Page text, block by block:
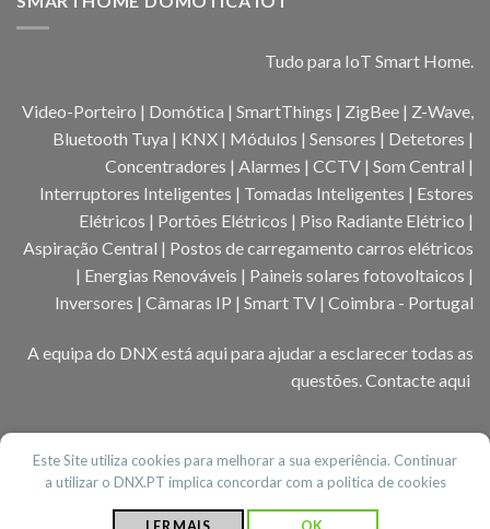
Tudo para IoT Smart Home.
Video-Porteiro | Domótica | SmartThings | ZigBee | Z-Wave,
Bluetooth Tuya | KNX | Módulos | Sensores | Detetores |
Concentradores | Alarmes | CCTV | Som Central |
Interruptores Inteligentes | Tomadas Inteligentes | Estores
Elétricos | Portões Elétricos | Piso Radiante Elétrico |
Aspiração Central | Postos de carregamento carros elétricos
| Energias Renováveis | Paineis solares fotovoltaicos |
Inversores | Câmaras IP | Smart TV | Coimbra - Portugal
A equipa do DNX está aqui para ajudar a esclarecer todas as
questões. Contacte aqui
CONTACTOS ACERCA DO DNX
Este Site utiliza cookies para melhorar a sua experiência. Continuar
a utilizar o DNX.PT implica concordar com a politica de cookies